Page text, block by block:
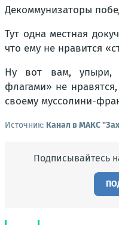
Декоммунизаторы
Тут одна местная
что ему не нравится
Ну вот вам, упыри,
флагами» не
своему муссолини-
Источник: Канал в МАКС
Подписывайтесь